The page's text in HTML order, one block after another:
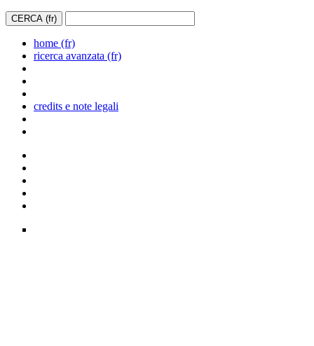
home (fr)
ricerca avanzata (fr)
credits e note legali